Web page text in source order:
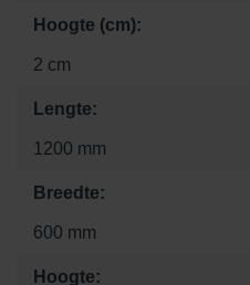
Hoogte (cm):
2 cm
Lengte:
1200 mm
Breedte:
600 mm
Hoogte: